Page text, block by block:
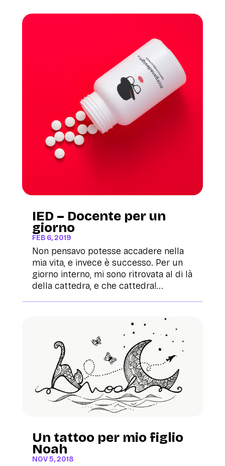
IED – Docente per un
giorno
FEB 6, 2019
Non pensavo potesse accadere nella
mia vita, e invece è successo. Per un
giorno interno, mi sono ritrovata al di là
della cattedra, e che cattedra!...
Un tattoo per mio figlio
Noah
NOV 5, 2018